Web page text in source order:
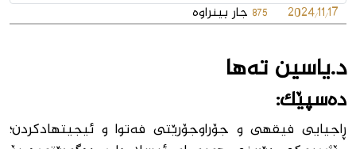
2024/11/17
875 جار بینراوە
د.یاسین تەها
دەسپێك:
ڕاجیایی فیقهی و جۆراوجۆرێتی فەتوا و ئیجیتهادكردن؛